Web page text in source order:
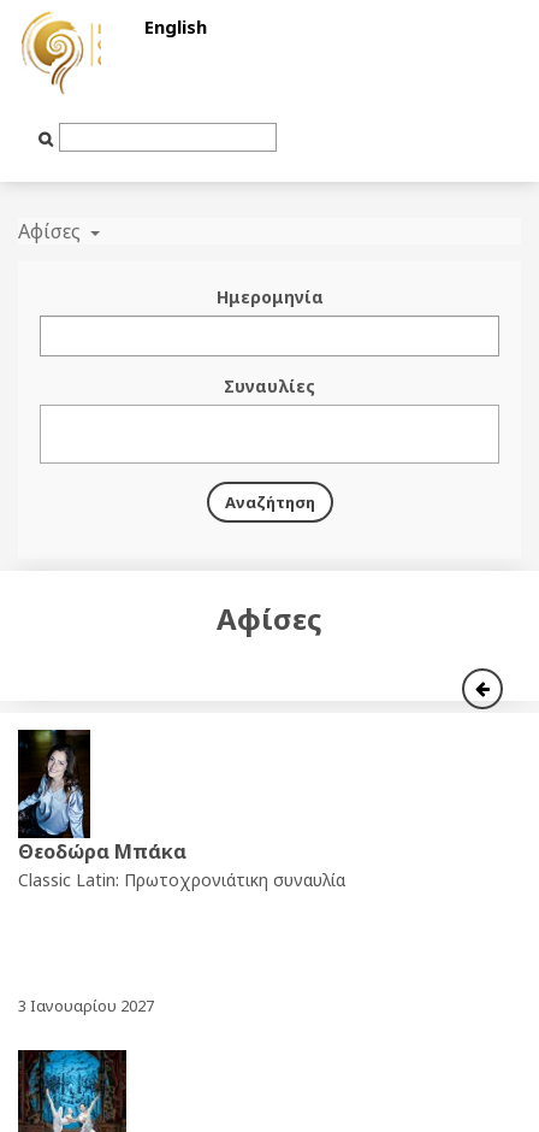
English
Input
Αφίσες
Ημερομηνία
Συναυλίες
Αναζήτηση
Αφίσες
Θεοδώρα Μπάκα
Classic Latin: Πρωτοχρονιάτικη συναυλία
3 Ιανουαρίου 2027